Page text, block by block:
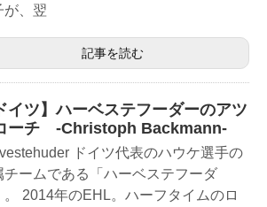
が、翌
記事を読む
イツ】ハーベステフーダーのアツ
ーチ -Christoph Backmann-
ドイツ代表のハウケ選手の
チームである「ハーベステフーダ
。 2014年のEHL。ハーフタイムのロ